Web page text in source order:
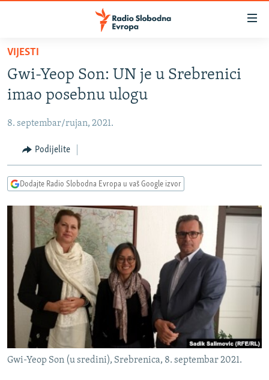
Pređite
glavni
sadržaj
na
navigaciju
Pređite
na
BOSNA I HERCEGOVINA
KOSOVO
CRNA GORA
VIDEO
FOTOGALERIJE
INFOGRAFIKE
PODCASTI
RAT U UKRAJINI
KINA NA BALKANU
RSE PRIČE IZ SVIJETA
ISPRIČAJ MI
DNEVNO@RSE
SPECIJALI RSE
VIŠE OD NASLOVA
GENOCID U SREBRENICI
PRATITE NAS
VIJESTI
Gwi-Yeop Son: UN je u Srebrenici
imao posebnu ulogu
8. septembar/rujan, 2021.
Podijelite
Dodajte Radio Slobodna Evropa u vaš Google izvor
Gwi-Yeop Son (u sredini), Srebrenica, 8. septembar 2021.